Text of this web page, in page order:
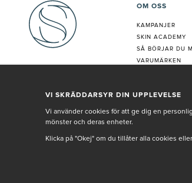
OM OSS
KAMPANJER
SKIN ACADEMY
SÅ BÖRJAR DU
VARUMÄRKEN
VÅR PERSONAL
VI SKRÄDDARSYR DIN UPPLEVELSE
Vi använder cookies för att ge dig en
mönster och deras enheter.
Klicka på "Okej" om du tillåter alla cookies